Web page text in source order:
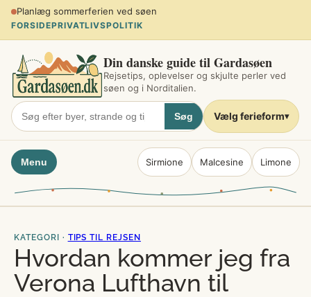
Spring
indhold
Planlæg sommerferien ved søen
FORSIDEPRIVATLIVSPOLITIK
Din danske guide til Gardasøen
Rejsetips, oplevelser og skjulte perler ved
søen og i Norditalien.
Søg Vælg ferieform▾
Menu Sirmione Malcesine Limone
KATEGORI · TIPS TIL REJSEN
Hvordan kommer jeg fra
Verona Lufthavn til